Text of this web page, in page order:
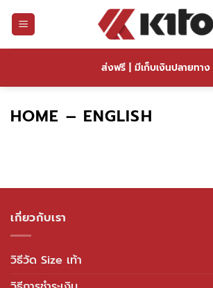
ส่งฟรี | มีเก็บเงินปลายทาง
HOME – ENGLISH
เกี่ยวกับเรา
วิธีวัด Size เท้า